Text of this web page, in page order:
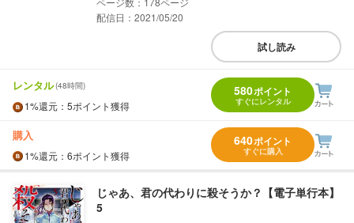
配信日：2021/05/20
試し読み
レンタル(48時間)
1%還元 ：5ポイント獲得
580ポイント
すぐにレンタル
購入
1%還元 ：6ポイント獲得
640ポイント
すぐに購入
じゃあ、君の代わりに殺そうか？【電子単行本】
5